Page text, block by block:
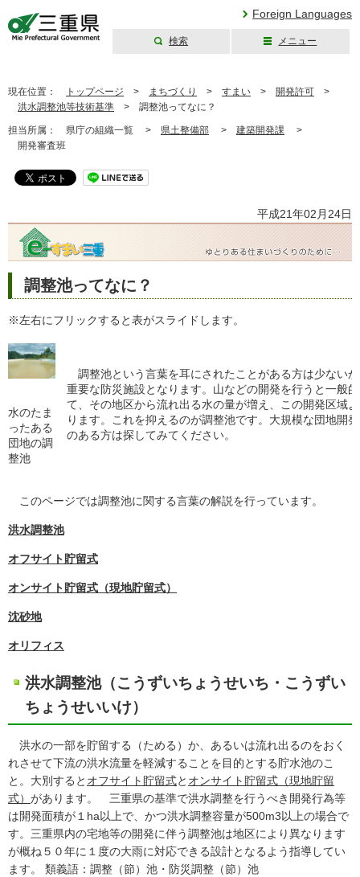
Foreign Languages
検索 メニュー
現在位置： トップページ > まちづくり > すまい > 開発許可 >
洪水調整池等技術基準 > 調整池ってなに？
担当所属： 県庁の組織一覧 > 県土整備部 > 建築開発課 >
開発審査班
平成21年02月24日
調整池ってなに？
※左右にフリックすると表がスライドします。
水のたま
ったある
団地の調
整池
調整池という言葉を耳にされたことがある方は少ない
重要な防災施設となります。山などの開発を行うと一般
て、その地区から流れ出る水の量が増え、この開発区域
ります。これを抑えるのが調整池です。大規模な団地開
のある方は探してみてください。
このページでは調整池に関する言葉の解説を行っています。
洪水調整池
オフサイト貯留式
オンサイト貯留式（現地貯留式）
沈砂地
オリフィス
洪水調整池（こうずいちょうせいち・こうずい
ちょうせいいけ）
洪水の一部を貯留する（ためる）か、あるいは流れ出るのをおく
れさせて下流の洪水流量を軽減することを目的とする貯水池のこ
と。大別すると オフサイト貯留式と オンサイト貯留式（現地貯留
式） があります。 三重県の基準で洪水調整を行うべき開発行為等
は開発面積が１ha以上で、かつ洪水調整容量が500m3以上の場合で
す。三重県内の宅地等の開発に伴う調整池は地区により異なります
が概ね５０年に１度の大雨に対応できる設計となるよう指導してい
ます。 類義語：調整（節）池・防災調整（節）池